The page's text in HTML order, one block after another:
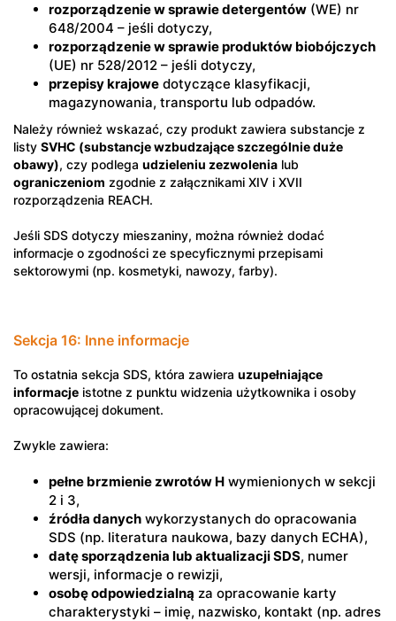
rozporządzenie w sprawie detergentów (WE) nr
648/2004 – jeśli dotyczy,
rozporządzenie w sprawie produktów biobójczych
(UE) nr 528/2012 – jeśli dotyczy,
przepisy krajowe dotyczące klasyfikacji,
magazynowania, transportu lub odpadów.
Należy również wskazać, czy produkt zawiera substancje z
listy SVHC (substancje wzbudzające szczególnie duże
obawy), czy podlega udzieleniu zezwolenia lub
ograniczeniom zgodnie z załącznikami XIV i XVII
rozporządzenia REACH.
Jeśli SDS dotyczy mieszaniny, można również dodać
informacje o zgodności ze specyficznymi przepisami
sektorowymi (np. kosmetyki, nawozy, farby).
Sekcja 16: Inne informacje
To ostatnia sekcja SDS, która zawiera uzupełniające
informacje istotne z punktu widzenia użytkownika i osoby
opracowującej dokument.
Zwykle zawiera:
pełne brzmienie zwrotów H wymienionych w sekcji
2 i 3,
źródła danych wykorzystanych do opracowania
SDS (np. literatura naukowa, bazy danych ECHA),
datę sporządzenia lub aktualizacji SDS, numer
wersji, informacje o rewizji,
osobę odpowiedzialną za opracowanie karty
charakterystyki – imię, nazwisko, kontakt (np. adres